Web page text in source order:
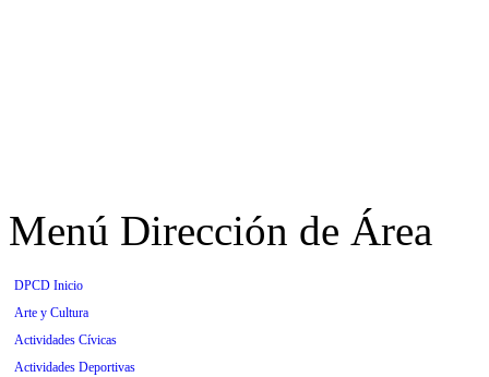
Menú Dirección de Área
DPCD Inicio
Arte y Cultura
Actividades Cívicas
Actividades Deportivas